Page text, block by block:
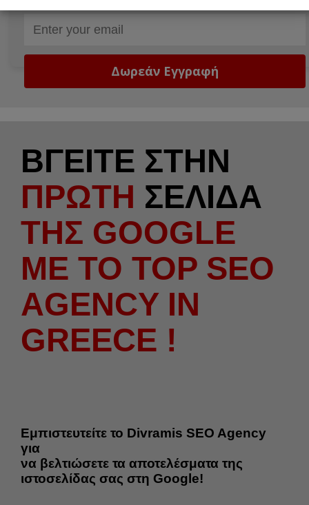
ΒΓΕΙΤΕ ΣΤΗΝ
ΠΡΩΤΗ ΣΕΛΙΔΑ
ΤΗΣ GOOGLE
ΜΕ ΤΟ TOP SEO
AGENCY IN
GREECE !
Εμπιστευτείτε το Divramis SEO Agency
για
να βελτιώσετε τα αποτελέσματα της
ιστοσελίδας σας στη Google!